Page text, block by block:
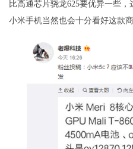
比高通芯片骁龙625要优异一些
小米手机当然也会十分看好这款商